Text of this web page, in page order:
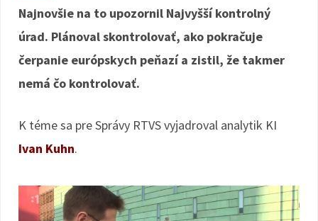
k
Najnovšie na to upozornil Najvyšší kontrolný
úrad. Plánoval skontrolovať, ako pokračuje
čerpanie európskych peňazí a zistil, že takmer
nemá čo kontrolovať.
K téme sa pre Správy RTVS vyjadroval analytik KI
Ivan Kuhn.